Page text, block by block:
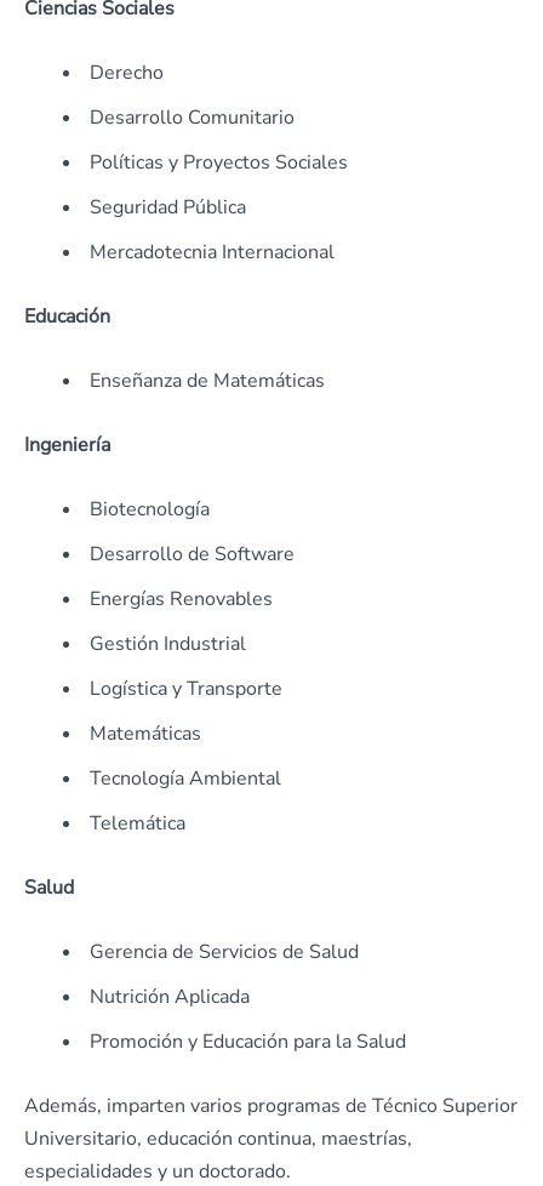
Ciencias Sociales
Derecho
Desarrollo Comunitario
Políticas y Proyectos Sociales
Seguridad Pública
Mercadotecnia Internacional
Educación
Enseñanza de Matemáticas
Ingeniería
Biotecnología
Desarrollo de Software
Energías Renovables
Gestión Industrial
Logística y Transporte
Matemáticas
Tecnología Ambiental
Telemática
Salud
Gerencia de Servicios de Salud
Nutrición Aplicada
Promoción y Educación para la Salud
Además, imparten varios programas de Técnico Superior
Universitario, educación continua, maestrías,
especialidades y un doctorado.